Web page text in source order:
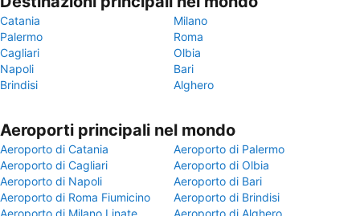
Catania
Milano
Palermo
Roma
Cagliari
Olbia
Napoli
Bari
Brindisi
Alghero
Aeroporti principali nel mondo
Aeroporto di Catania
Aeroporto di Palermo
Aeroporto di Cagliari
Aeroporto di Olbia
Aeroporto di Napoli
Aeroporto di Bari
Aeroporto di Roma Fiumicino
Aeroporto di Brindisi
Aeroporto di Milano Linate
Aeroporto di Alghero